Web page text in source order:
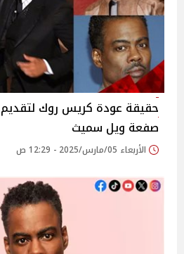
حقيقة عودة كريس روك
صفعة ويل سميث
الأربعاء 05/مارس/2025 - 12:29 ص